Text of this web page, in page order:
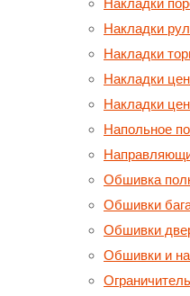
Накладки
Накладки
Накладки
Накладки
Напольное
Обшивка
Обшивки
Обшивки
Обшивки и